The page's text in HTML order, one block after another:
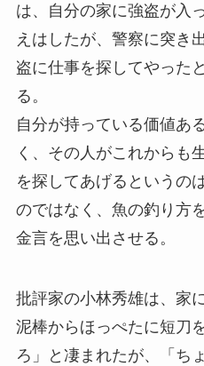
は、自分の家に強盗が入
えはしたが、警察に突き
盗に仕事を探してやった
る。
自分が持っている価値あ
く、その人がこれからも
を探してあげるというの
のではなく、魚の釣り方
金言を思い出させる。
批評家の小林秀雄は、家
泥棒からほっぺたに短刀
ろ」と凄まれたが、「ち